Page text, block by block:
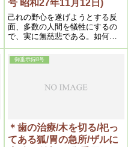
助けるとは言われない。助かる
者と滅びる者とできると言うん
です。それが、最後の審判です
よ
号 昭和27年11月12日)
己れの野心を遂げようとする反
面、多数の人間を犠牲にするの
で、実に無慈悲である。如何に
英雄でも精神に欠陥があるから
であって、一種の精神病者であ
る。又自分さえよければ人はど
い利己一点張の人間も、ヤハリ
だが、精神に欠陥のある人は必
ず肉体的にも欠陥がある。処が
英雄でも悪人でも、非常に健康
御垂示録8号
＊歯の治療/木を切る/祀っ
てある狐/胃の急所/ザルに